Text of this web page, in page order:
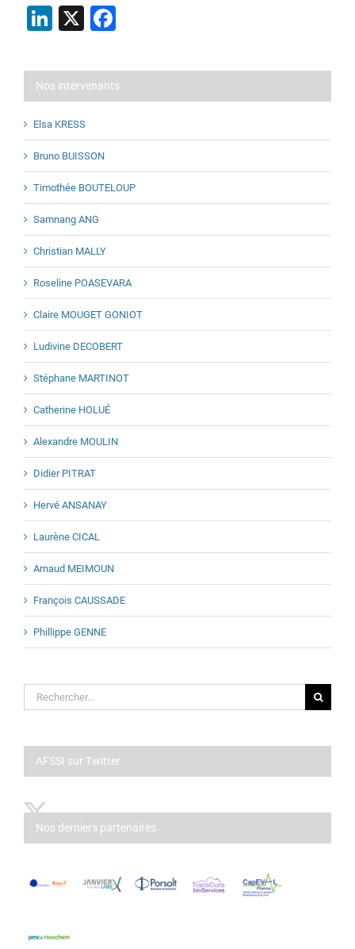
LinkedIn
X
Nos intervenants
Elsa KRESS
Bruno BUISSON
Timothée BOUTELOUP
Samnang ANG
Christian MALLY
Roseline POASEVARA
Claire MOUGET GONIOT
Ludivine DECOBERT
Stéphane MARTINOT
Catherine HOLUÉ
Alexandre MOULIN
Didier PITRAT
Hervé ANSANAY
Laurène CICAL
Arnaud MEIMOUN
François CAUSSADE
Phillippe GENNE
Rechercher:
AFSSI sur Twitter
Nos derniers partenaires